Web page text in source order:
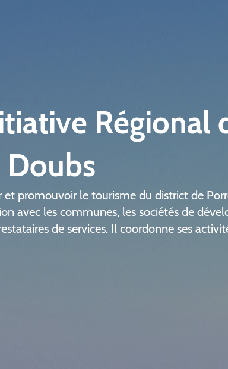
Régional
promouvoir le tourisme du district de
avec les communes, les sociétés de
de services. Il coordonne ses